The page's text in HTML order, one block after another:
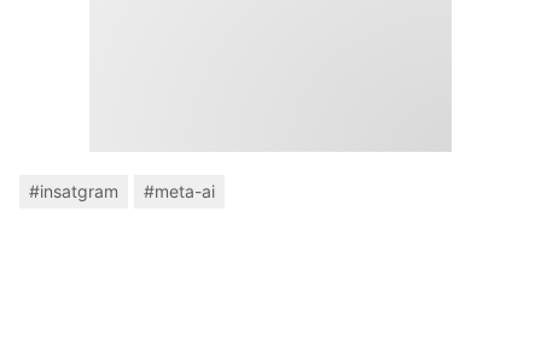
#insatgram #meta-ai